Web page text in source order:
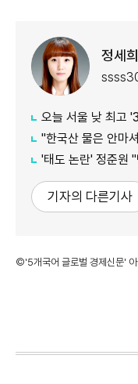
정세
오늘 서울 낮 최고
"한국산 물은 안마셔
'태도 논란' 정준원 "난
기자의 다른기사
©'5개국어 글로벌 경제신문' 아